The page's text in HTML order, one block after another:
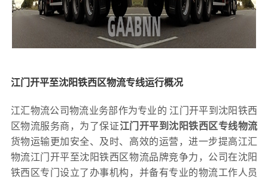
江门开平至沈阳铁西区物流专线运行概况
江汇物流公司物流业务部作为专业的 江门开平到沈阳铁西
区物流服务商，为了保证江门开平到沈阳铁西区专线物流
货物运输更加安全、及时、高效的运营，进一步提高江汇
物流江门开平至沈阳铁西区物流品牌竞争力，公司在沈阳
铁西区专门设立了办事机构，并备有专业的物流工作人员